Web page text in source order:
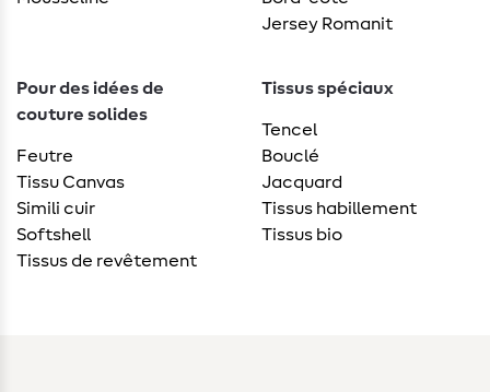
Jersey Romanit
Pour des idées de
couture solides
Feutre
Tissu Canvas
Simili cuir
Softshell
Tissus de revêtement
Tissus spéciaux
Tencel
Bouclé
Jacquard
Tissus habillement
Tissus bio